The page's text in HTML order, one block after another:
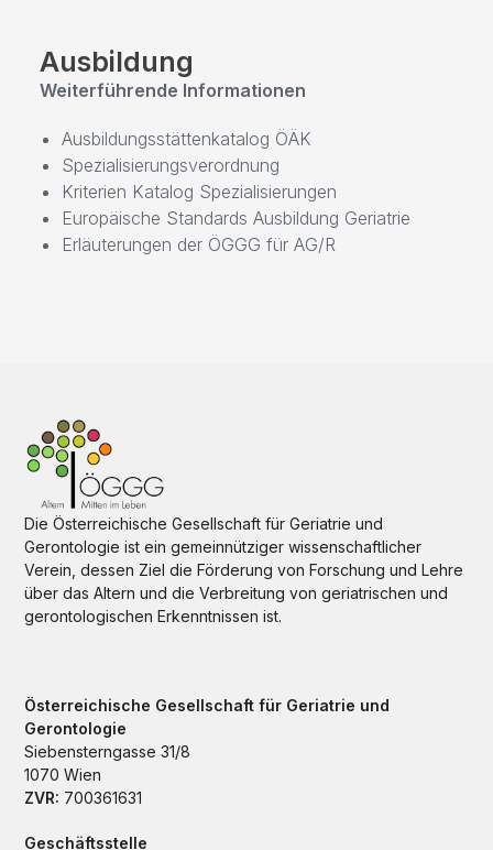
Ausbildung
Weiterführende Informationen
Ausbildungsstättenkatalog ÖÄK
Spezialisierungsverordnung
Kriterien Katalog Spezialisierungen
Europäische Standards Ausbildung Geriatrie
Erläuterungen der ÖGGG für AG/R
Die Österreichische Gesellschaft für Geriatrie und
Gerontologie ist ein gemeinnütziger wissenschaftlicher
Verein, dessen Ziel die Förderung von Forschung und Lehre
über das Altern und die Verbreitung von geriatrischen und
gerontologischen Erkenntnissen ist.
Österreichische Gesellschaft für Geriatrie und
Gerontologie
Siebensterngasse 31/8
1070 Wien
ZVR: 700361631
Geschäftsstelle